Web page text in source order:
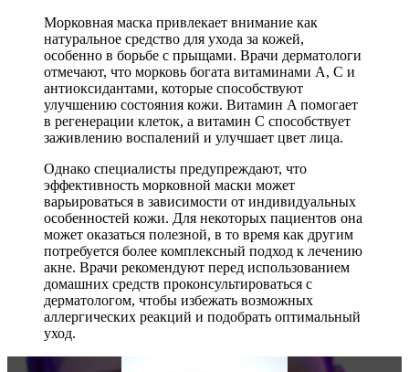
Морковная маска привлекает внимание как
натуральное средство для ухода за кожей,
особенно в борьбе с прыщами. Врачи дерматологи
отмечают, что морковь богата витаминами A, C и
антиоксидантами, которые способствуют
улучшению состояния кожи. Витамин A помогает
в регенерации клеток, а витамин C способствует
заживлению воспалений и улучшает цвет лица.
Однако специалисты предупреждают, что
эффективность морковной маски может
варьироваться в зависимости от индивидуальных
особенностей кожи. Для некоторых пациентов она
может оказаться полезной, в то время как другим
потребуется более комплексный подход к лечению
акне. Врачи рекомендуют перед использованием
домашних средств проконсультироваться с
дерматологом, чтобы избежать возможных
аллергических реакций и подобрать оптимальный
уход.